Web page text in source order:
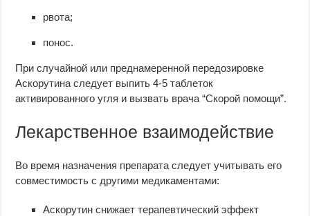
рвота;
понос.
При случайной или преднамеренной передозировке
Аскорутина следует выпить 4-5 таблеток
активированного угля и вызвать врача “Скорой помощи”.
Лекарственное взаимодействие
Во время назначения препарата следует учитывать его
совместимость с другими медикаментами:
Аскорутин снижает терапевтический эффект